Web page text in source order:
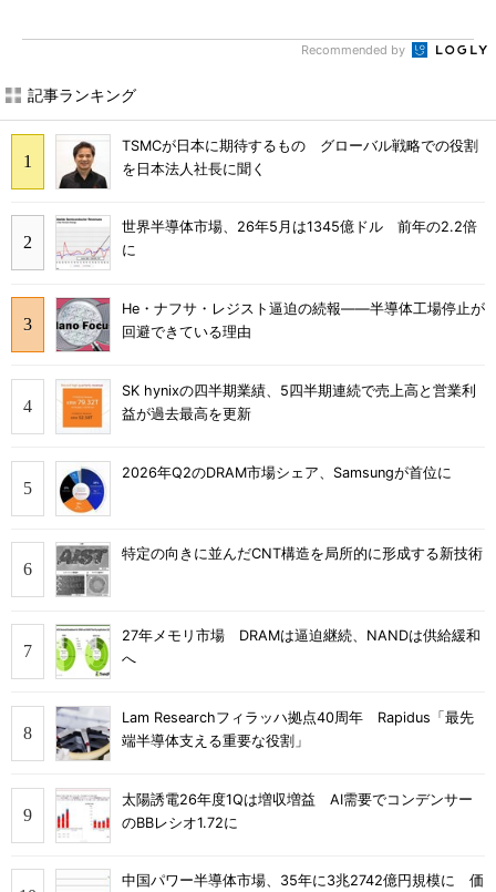
Recommended by
記事ランキング
TSMCが日本に期待するもの グローバル戦略での役割
を日本法人社長に聞く
世界半導体市場、26年5月は1345億ドル 前年の2.2倍
に
He・ナフサ・レジスト逼迫の続報――半導体工場停止が
回避できている理由
SK hynixの四半期業績、5四半期連続で売上高と営業利
益が過去最高を更新
2026年Q2のDRAM市場シェア、Samsungが首位に
特定の向きに並んだCNT構造を局所的に形成する新技術
27年メモリ市場 DRAMは逼迫継続、NANDは供給緩和
へ
Lam Researchフィラッハ拠点40周年 Rapidus「最先
端半導体支える重要な役割」
太陽誘電26年度1Qは増収増益 AI需要でコンデンサー
のBBレシオ1.72に
中国パワー半導体市場、35年に3兆2742億円規模に 価